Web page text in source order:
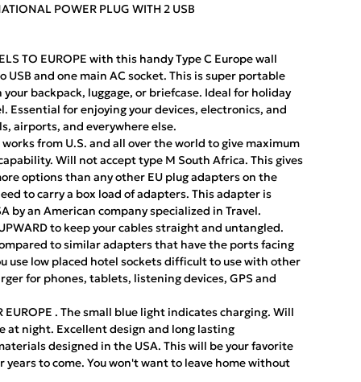
POWER PLUG WITH 2 USB
TO EUROPE with this handy Type C Europe wall
USB and one main AC socket. This is super portable
your backpack, luggage, or briefcase. Ideal for holiday
Essential for enjoying your devices, electronics, and
airports, and everywhere else.
works from U.S. and all over the world to give maximum
Will not accept type M South Africa. This gives
options than any other EU plug adapters on the
to carry a box load of adapters. This adapter is
by an American company specialized in Travel.
UPWARD to keep your cables straight and untangled.
to similar adapters that have the ports facing
use low placed hotel sockets difficult to use with other
for phones, tablets, listening devices, GPS and
EUROPE . The small blue light indicates charging. Will
at night. Excellent design and long lasting
designed in the USA. This will be your favorite
years to come. You won't want to leave home without